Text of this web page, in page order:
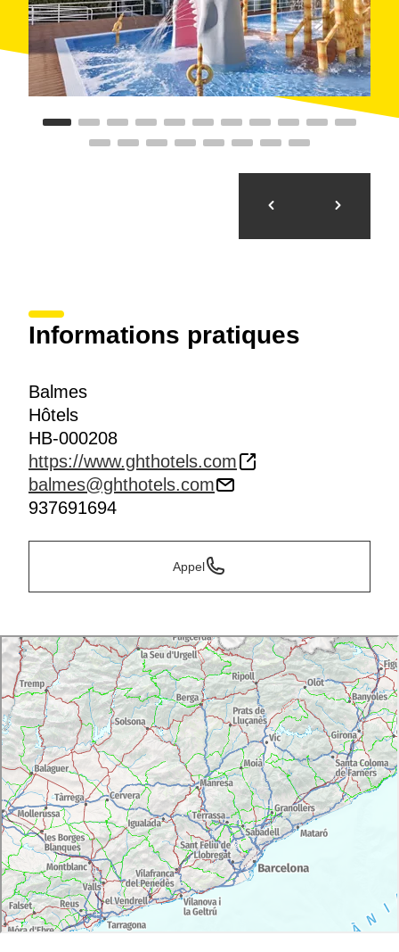
Informations pratiques
Balmes
Hôtels
HB-000208
https://www.ghthotels.com
balmes@ghthotels.com
937691694
Appel